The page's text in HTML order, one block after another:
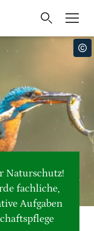
Naturschutz!
fachliche,
Aufgaben